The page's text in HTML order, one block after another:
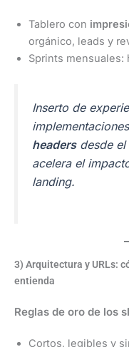
Tablero con
orgánico, leads y
Sprints
Inserto de
headersdesde el
acelera el
landing.
3) Arquitectura y URLs:
entienda
Reglas de oro de los
Cortos, legibles y